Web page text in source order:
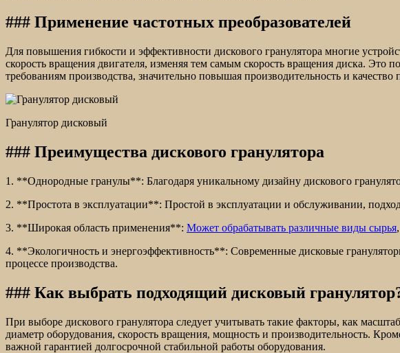
### Применение частотных преобразователей
Для повышения гибкости и эффективности дискового гранулятора многие
скорость вращения двигателя, изменяя тем самым скорость вращения диска. Это
требованиям производства, значительно повышая производительность и качество
Гранулятор дисковый
### Преимущества дискового гранулятора
1. **Однородные гранулы**: Благодаря уникальному дизайну дискового
2. **Простота в эксплуатации**: Простой в эксплуатации и обслуживании,
3. **Широкая область применения**: Может обрабатывать различные виды сырья
4. **Экологичность и энергоэффективность**: Современные дисковые
процессе производства.
### Как выбрать подходящий дисковый
При выборе дискового гранулятора следует учитывать такие факторы, как
диаметр оборудования, скорость вращения, мощность и производительность.
важной гарантией долгосрочной стабильной работы оборудования.